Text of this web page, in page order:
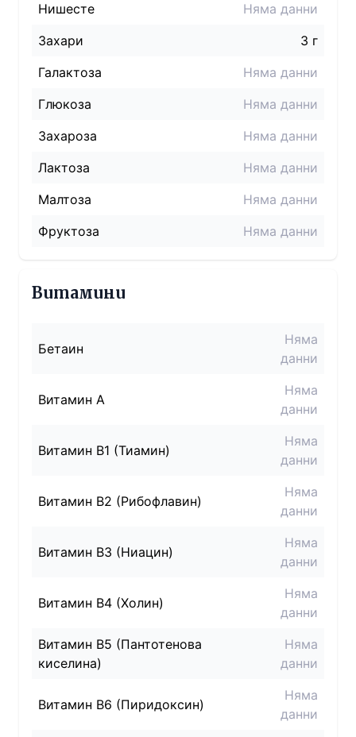
Нишесте
Няма данни
Захари
3 г
Галактоза
Няма данни
Глюкоза
Няма данни
Захароза
Няма данни
Лактоза
Няма данни
Малтоза
Няма данни
Фруктоза
Няма данни
Витамини
Бетаин
Няма
данни
Витамин A
Няма
данни
Витамин B1 (Тиамин)
Няма
данни
Витамин B2 (Рибофлавин)
Няма
данни
Витамин B3 (Ниацин)
Няма
данни
Витамин B4 (Холин)
Няма
данни
Витамин B5 (Пантотенова
киселина)
Няма
данни
Витамин B6 (Пиридоксин)
Няма
данни